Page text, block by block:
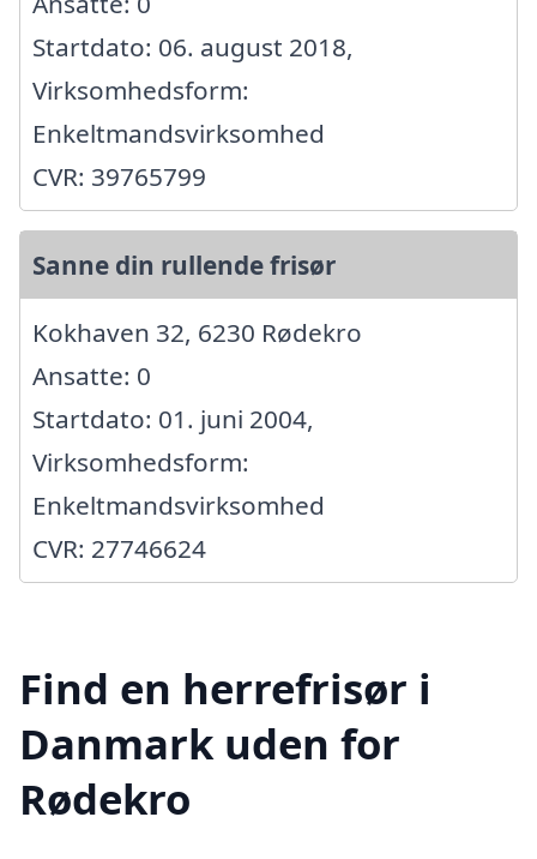
Startdato: 06. august 2018,
Virksomhedsform:
Enkeltmandsvirksomhed
CVR: 39765799
Sanne din rullende frisør
Kokhaven 32, 6230 Rødekro
Ansatte: 0
Startdato: 01. juni 2004,
Virksomhedsform:
Enkeltmandsvirksomhed
CVR: 27746624
Find en herrefrisør i
Danmark uden for
Rødekro